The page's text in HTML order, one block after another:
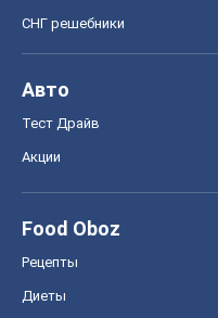
СНГ решебники
Авто
Тест Драйв
Акции
Food Oboz
Рецепты
Диеты